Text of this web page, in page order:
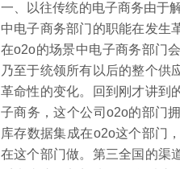
一、以往传统的电子商务由于
中电子商务部门的职能在发生
在o2o的场景中电子商务部门
乃至于统领所有以后的整个供
革命性的变化。回到刚才讲到
子商务，这个公司o2o的部门
库存数据集成在o2o这个部门
在这个部门做。第三全国的渠